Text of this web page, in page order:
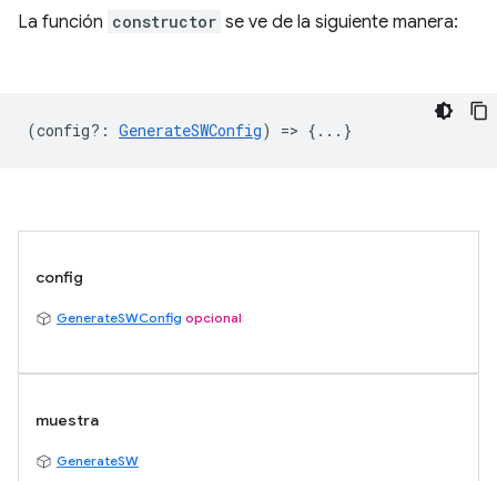
La función constructor se ve de la siguiente manera:
(config? : GenerateSWConfig) => {...}
config
GenerateSWConfig opcional
muestra
GenerateSW